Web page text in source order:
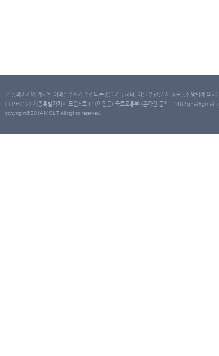
본 홈페이지에 게시된 이메일주소가 수집되는것을 거부하며, 이를 위반할 시 정보통신망법에 의
(339-012) 세종특별자치시 도움6로 11(어진동) 국토교통부 (온라인 문의 :
copyright@2014 MOLIT All rights reserved.